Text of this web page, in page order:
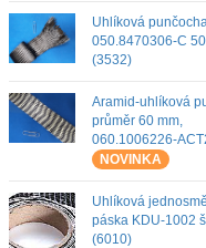
Uhlíková
050.8470306-C
(3532)
Aramid-uhlíková
průměr 60 mm,
060.1006226-
NOVINKA
Uhlíková
páska KDU-1002
(6010)